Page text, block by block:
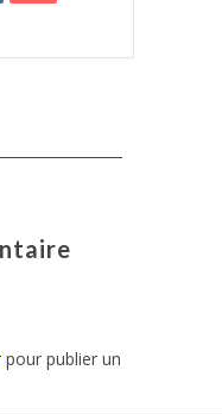
pour publier un